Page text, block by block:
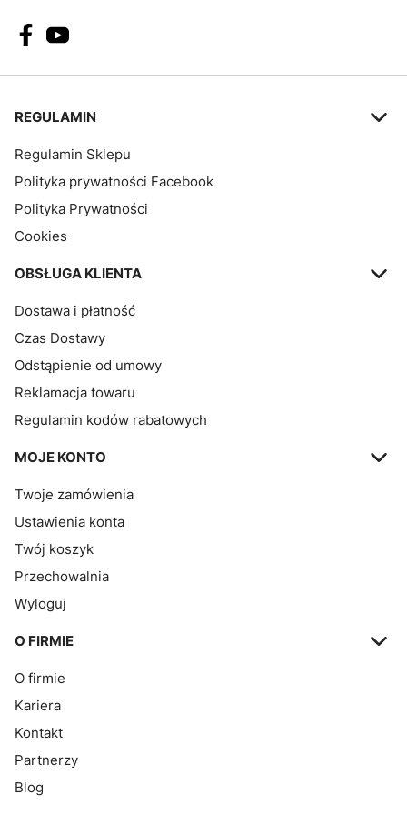
Linki w stopce
REGULAMIN
Regulamin Sklepu
Polityka prywatności Facebook
Polityka Prywatności
Cookies
OBSŁUGA KLIENTA
Dostawa i płatność
Czas Dostawy
Odstąpienie od umowy
Reklamacja towaru
Regulamin kodów rabatowych
MOJE KONTO
Twoje zamówienia
Ustawienia konta
Twój koszyk
Przechowalnia
Wyloguj
O FIRMIE
O firmie
Kariera
Kontakt
Partnerzy
Blog